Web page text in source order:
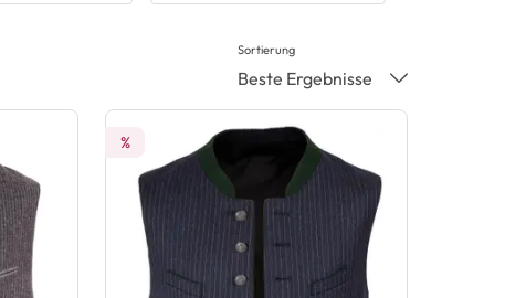
Sortierung
Beste Ergebnisse
%